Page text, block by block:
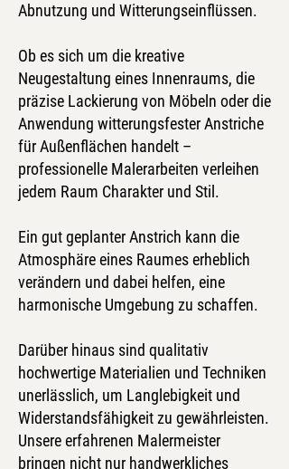
Abnutzung und Witterungseinflüssen.
Ob es sich um die kreative
Neugestaltung eines Innenraums, die
präzise Lackierung von Möbeln oder die
Anwendung witterungsfester Anstriche
für Außenflächen handelt –
professionelle Malerarbeiten verleihen
jedem Raum Charakter und Stil.
Ein gut geplanter Anstrich kann die
Atmosphäre eines Raumes erheblich
verändern und dabei helfen, eine
harmonische Umgebung zu schaffen.
Darüber hinaus sind qualitativ
hochwertige Materialien und Techniken
unerlässlich, um Langlebigkeit und
Widerstandsfähigkeit zu gewährleisten.
Unsere erfahrenen Malermeister
bringen nicht nur handwerkliches